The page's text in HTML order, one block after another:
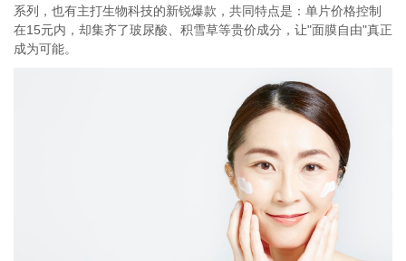
系列，也有主打生物科技的新锐爆款，共同特点是：单片价格控制
在15元内，却集齐了玻尿酸、积雪草等贵价成分，让"面膜自由"真正
成为可能。